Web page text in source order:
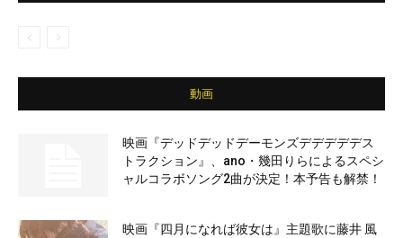
動画
映画『デッドデッドデーモンズデデデデデス
トラクション』、ano・幾田りらによるスペシ
ャルコラボソング2曲が決定！本予告も解禁！
映画『四月になれば彼女は』主題歌に藤井 風